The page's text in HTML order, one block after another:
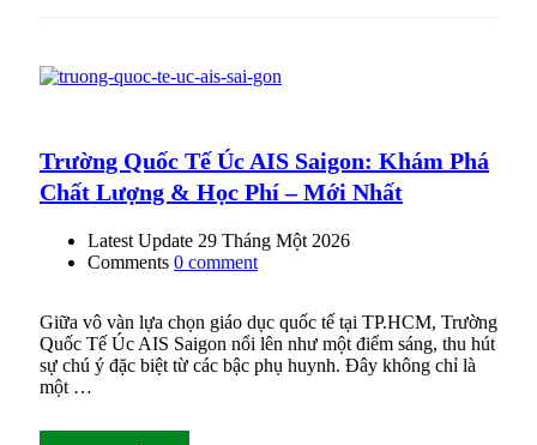
Trường Quốc Tế Úc AIS Saigon: Khám Phá
Chất Lượng & Học Phí – Mới Nhất
Latest Update 29 Tháng Một 2026
Comments 0 comment
Giữa vô vàn lựa chọn giáo dục quốc tế tại TP.HCM, Trường
Quốc Tế Úc AIS Saigon nổi lên như một điểm sáng, thu hút
sự chú ý đặc biệt từ các bậc phụ huynh. Đây không chỉ là
một …